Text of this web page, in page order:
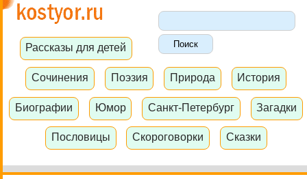
Рассказы для детей
Сочинения Поэзия Природа История
Биографии Юмор Санкт-Петербург Загадки
Пословицы Скороговорки Сказки